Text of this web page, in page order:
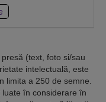
(text, foto si/sau
intelectuală, este
limita a 250 de semne.
în considerare în